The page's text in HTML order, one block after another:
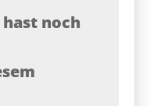
hast noch